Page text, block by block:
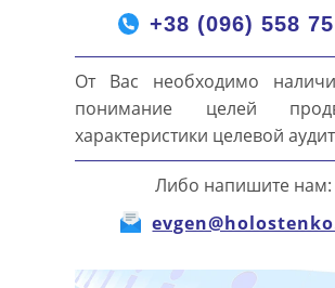
+38 (096) 558
От Вас необходимо
понимание целей
характеристики целевой
Либо напишите нам: